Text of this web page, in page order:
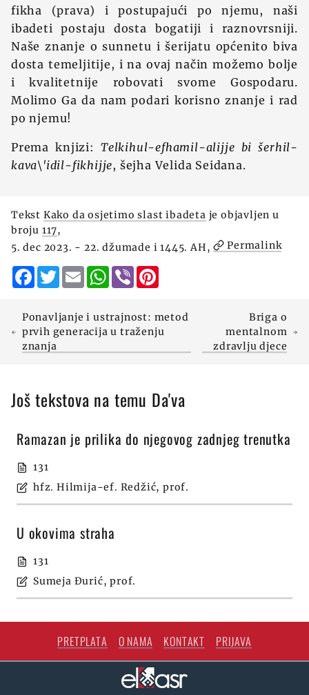
fikha (prava) i postupajući po njemu, naši
ibadeti postaju dosta bogatiji i raznovrsniji.
Naše znanje o sunnetu i šerijatu općenito biva
dosta temeljitije, i na ovaj način možemo bolje
i kvalitetnije robovati svome Gospodaru.
Molimo Ga da nam podari korisno znanje i rad
po njemu!
Prema knjizi: Telkihul-efhamil-alijje bi šerhil-
kava\'idil-fikhijje, šejha Velida Seidana.
Tekst Kako da osjetimo slast ibadeta je objavljen u
broju 117,
5. dec 2023. - 22. džumade i 1445. AH,
Permalink
Facebook
TwitterEmailWhatsApp
Viber
Ponavljanje i ustrajnost: metod
prvih generacija u traženju
znanja
Briga o
mentalnom
zdravlju djece
Još tekstova na temu Da'va
Ramazan je prilika do njegovog zadnjeg trenutka
131
hfz. Hilmija-ef. Redžić, prof.
U okovima straha
131
Sumeja Ðurić, prof.
PRETPLATA O NAMA KONTAKT PRIJAVA